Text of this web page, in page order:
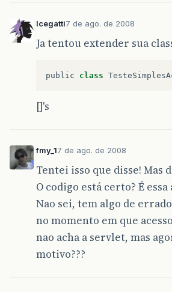
lcegatti7 de ago. de 2008
Ja tentou extender sua
public class
[]'s
fmy_17 de ago. de 2008
Tentei isso que disse! Mas
O codigo está certo? É essa
Nao sei, tem algo de
no momento em que
nao acha a servlet, mas
motivo???